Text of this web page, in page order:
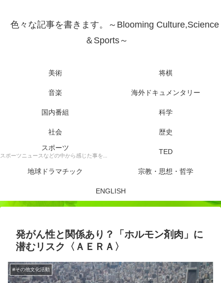
色々な記事を書きます。～Blooming Culture,Science
＆Sports～
美術 将棋
音楽 海外ドキュメンタリー
国内番組 科学
社会
歴史
スポーツ
スポーツニュースなどの中から感じた事を書きます。 TED
地球ドラマチック 宗教・思想・哲学
ENGLISH
発がん性と関係あり？「ホルモン剤肉」に
潜むリスク〈ＡＥＲＡ〉
#その他文化活動